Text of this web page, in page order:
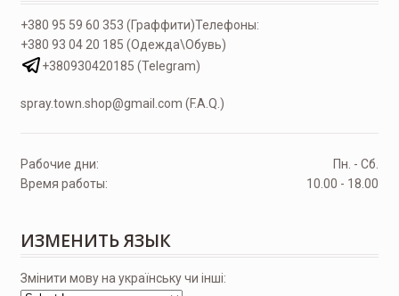
Телефоны:
+380 95 59 60 353 (Граффити)
+380 93 04 20 185 (Одежда\Обувь)
+380930420185 (Telegram)
spray.town.shop@gmail.com (F.A.Q.)
Рабочие дни:
Пн. - Сб.
Время работы:
10.00 - 18.00
ИЗМЕНИТЬ ЯЗЫК
Змінити мову на українську чи інші: